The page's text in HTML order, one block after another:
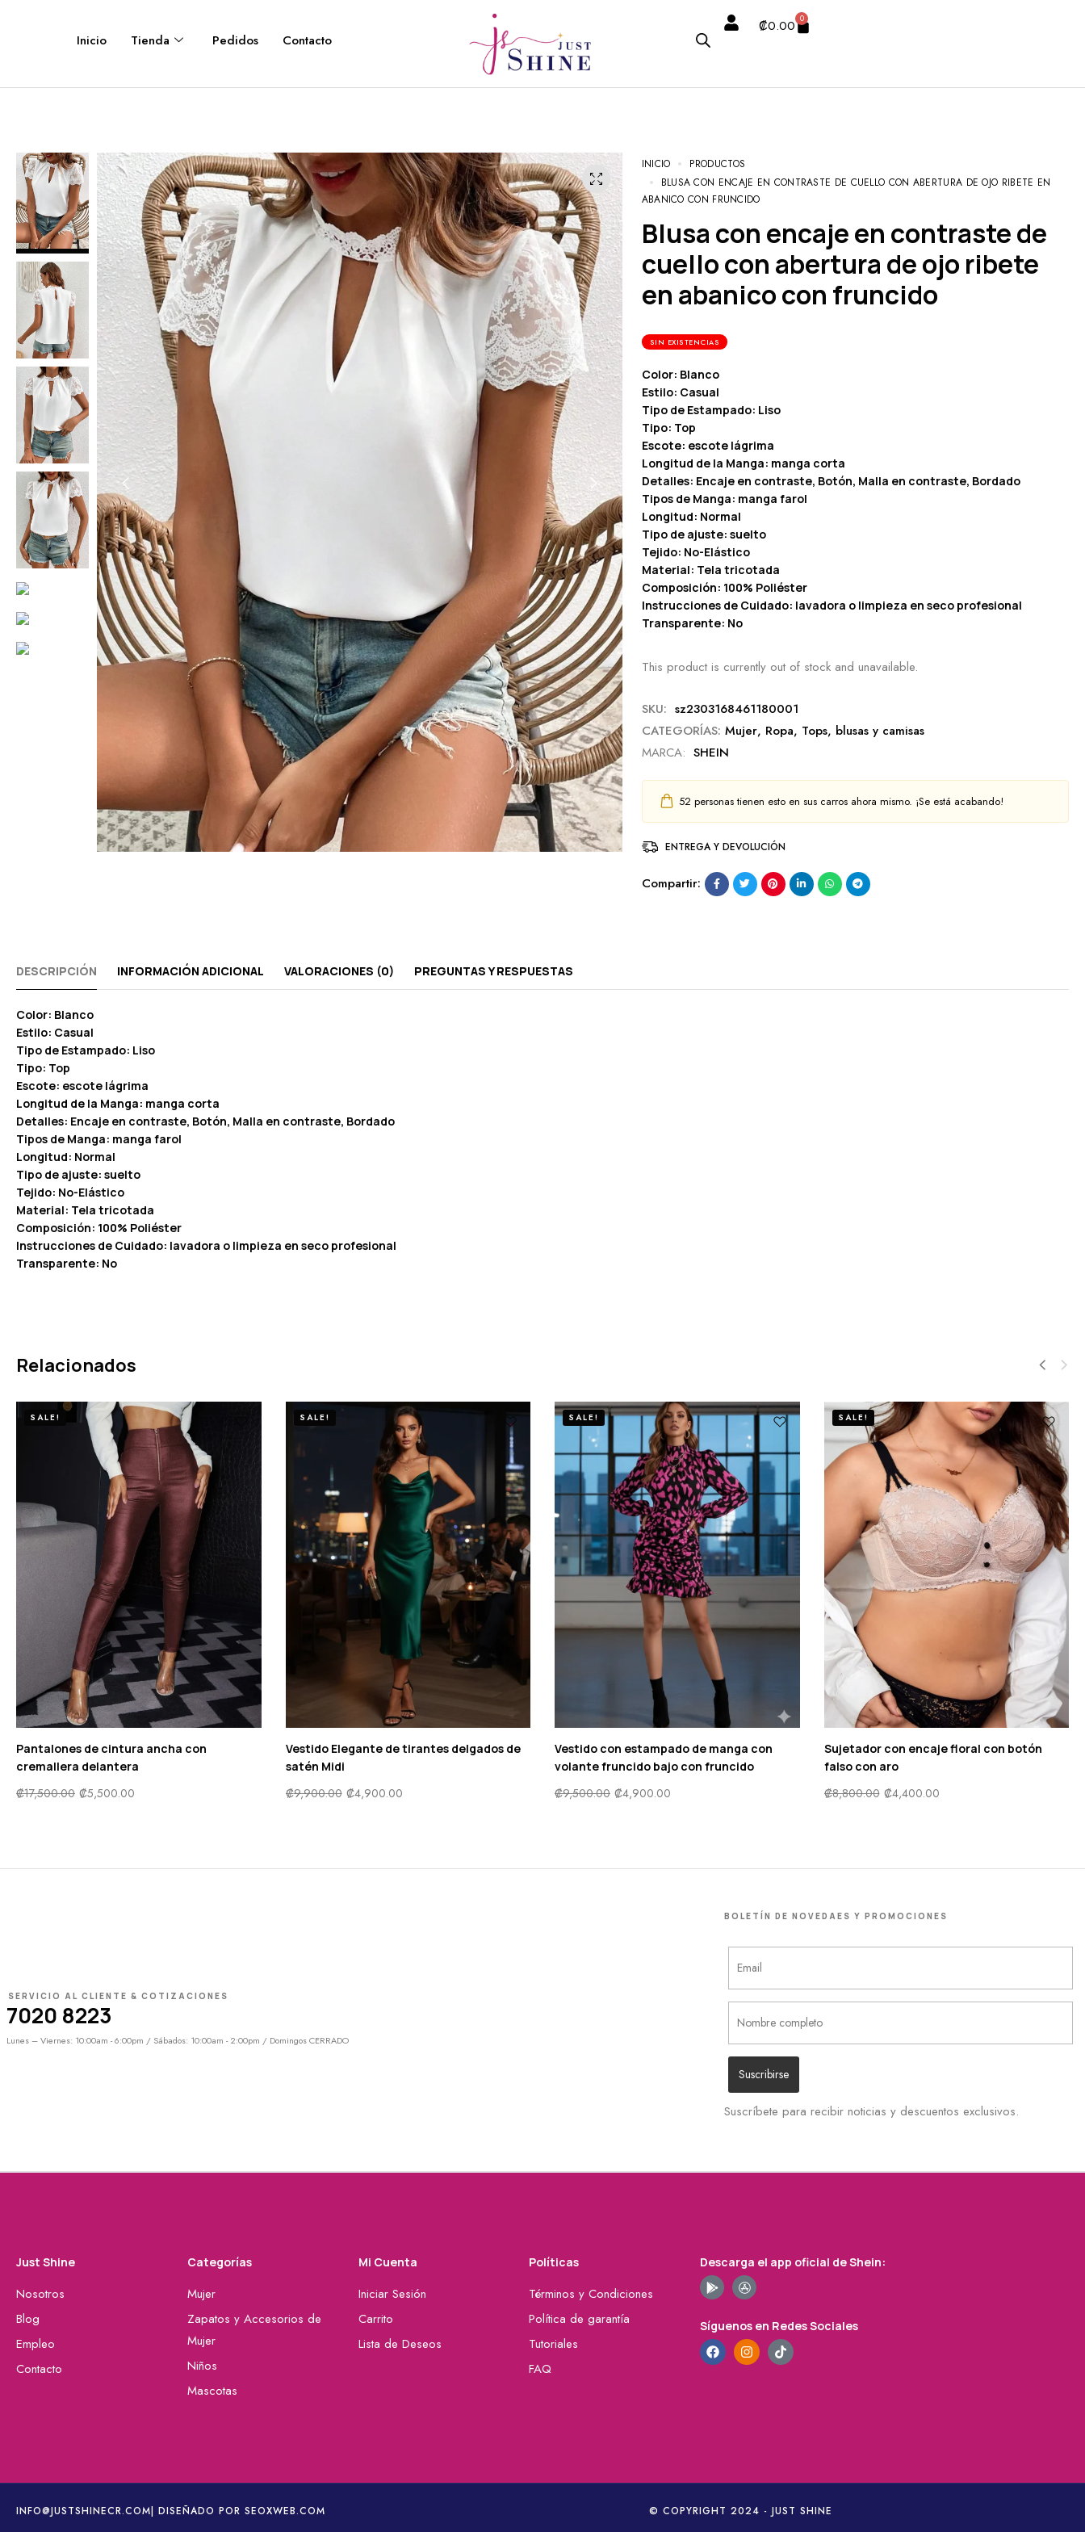
Inicio Tienda Pedidos Contacto
₡0.00 0
INICIO
PRODUCTOS
BLUSA CON ENCAJE EN CONTRASTE DE CUELLO CON ABERTURA DE OJO RIBETE EN
ABANICO CON FRUNCIDO
Blusa con encaje en contraste de
cuello con abertura de ojo ribete
en abanico con fruncido
SIN EXISTENCIAS
Color: Blanco
Estilo: Casual
Tipo de Estampado: Liso
Tipo: Top
Escote: escote lágrima
Longitud de la Manga: manga corta
Detalles: Encaje en contraste, Botón, Malla en contraste, Bordado
Tipos de Manga: manga farol
Longitud: Normal
Tipo de ajuste: suelto
Tejido: No-Elástico
Material: Tela tricotada
Composición: 100% Poliéster
Instrucciones de Cuidado: lavadora o limpieza en seco profesional
Transparente: No
This product is currently out of stock and unavailable.
SKU: sz2303168461180001
CATEGORÍAS: Mujer, Ropa, Tops, blusas y camisas
MARCA: SHEIN
52 personas tienen esto en sus carros ahora mismo. ¡Se está acabando!
ENTREGA Y DEVOLUCIÓN
Compartir:
DESCRIPCIÓN INFORMACIÓN ADICIONAL VALORACIONES (0) PREGUNTAS Y RESPUESTAS
Color: Blanco
Estilo: Casual
Tipo de Estampado: Liso
Tipo: Top
Escote: escote lágrima
Longitud de la Manga: manga corta
Detalles: Encaje en contraste, Botón, Malla en contraste, Bordado
Tipos de Manga: manga farol
Longitud: Normal
Tipo de ajuste: suelto
Tejido: No-Elástico
Material: Tela tricotada
Composición: 100% Poliéster
Instrucciones de Cuidado: lavadora o limpieza en seco profesional
Transparente: No
Relacionados
SALE!
Pantalones de cintura ancha con
cremallera delantera
₡17,500.00 ₡5,500.00
SALE!
Vestido Elegante de tirantes delgados de
satén Midi
₡9,900.00 ₡4,900.00
SALE!
Vestido con estampado de manga con
volante fruncido bajo con fruncido
₡9,500.00 ₡4,900.00
SALE!
Sujetador con encaje floral con botón
falso con aro
₡8,800.00 ₡4,400.00
SERVICIO AL CLIENTE & COTIZACIONES
7020 8223
Lunes – Viernes: 10:00am - 6:00pm / Sábados: 10:00am - 2:00pm / Domingos CERRADO
BOLETÍN DE NOVEDAES Y PROMOCIONES
Suscríbete para recibir noticias y descuentos exclusivos.
Just Shine
Nosotros
Blog
Empleo
Contacto
Categorías
Mujer
Zapatos y Accesorios de
Mujer
Niños
Mascotas
Mi Cuenta
Iniciar Sesión
Carrito
Lista de Deseos
Políticas
Términos y Condiciones
Política de garantía
Tutoriales
FAQ
Descarga el app oficial de Shein:
Síguenos en Redes Sociales
INFO@JUSTSHINECR.COM| DISEÑADO POR SEOXWEB.COM © COPYRIGHT 2024 - JUST SHINE